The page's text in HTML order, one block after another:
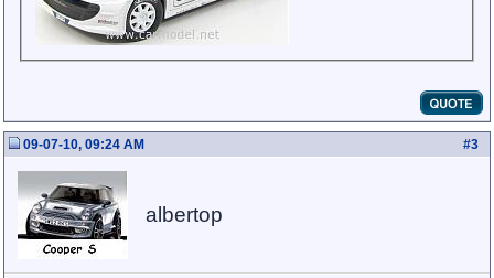
#3
09-07-10, 09:24 AM
albertop